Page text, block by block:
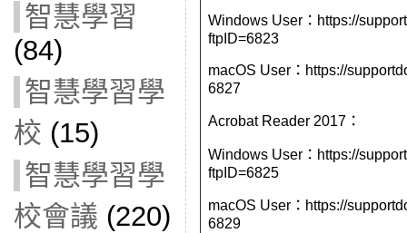
智慧學習
(84)
智慧學習學
校 (15)
智慧學習學
校會議 (220)
Windows User：https://
ftpID=6823
macOS User：https://
6827
Acrobat Reader 2017：
Windows User：https://
ftpID=6825
macOS User：https://
6829